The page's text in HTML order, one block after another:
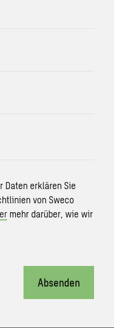
Daten erklären Sie
von Sweco
mehr darüber, wie wir
Absenden